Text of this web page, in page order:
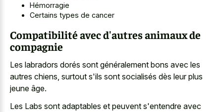
Hémorragie
Certains types de cancer
Compatibilité avec d'autres animaux de
compagnie
Les labradors dorés sont généralement bons avec les
autres chiens, surtout s'ils sont socialisés dès leur plus
jeune âge.
Les Labs sont adaptables et peuvent s'entendre avec